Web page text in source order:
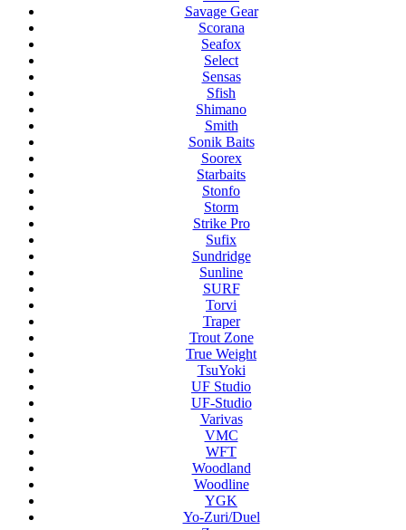
Savage Gear
Scorana
Seafox
Select
Sensas
Sfish
Shimano
Smith
Sonik Baits
Soorex
Starbaits
Stonfo
Storm
Strike Pro
Sufix
Sundridge
Sunline
SURF
Torvi
Traper
Trout Zone
True Weight
TsuYoki
UF Studio
UF-Studio
Varivas
VMC
WFT
Woodland
Woodline
YGK
Yo-Zuri/Duel